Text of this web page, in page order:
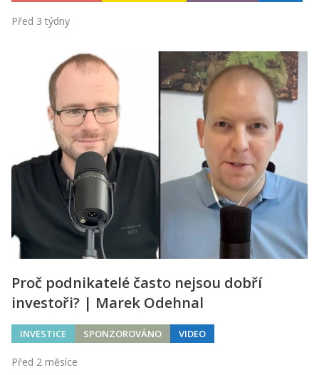
Před 3 týdny
Proč podnikatelé často nejsou dobří
investoři? | Marek Odehnal
INVESTICE SPONZOROVÁNO VIDEO
Před 2 měsíce